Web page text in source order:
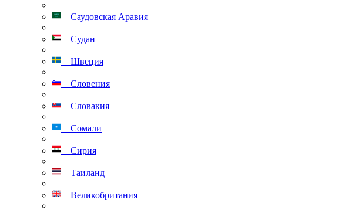
Саудовская Аравия
Судан
Швеция
Словения
Словакия
Сомали
Сирия
Таиланд
Великобритания